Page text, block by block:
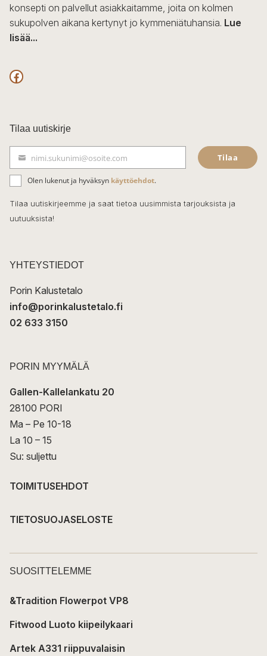
konsepti on palvellut asiakkaitamme, joita on kolmen
sukupolven aikana kertynyt jo kymmeniätuhansia. Lue
lisää...
F
c
e
b
o
o
k
Tilaa uutiskirje
ä
h
k
t
nimi.sukunimi@osoite.com Tilaa
Olen lukenut ja hyväksyn käyttöehdot.
Tilaa uutiskirjeemme ja saat tietoa uusimmista tarjouksista ja
uutuuksista!
YHTEYSTIEDOT
Porin Kalustetalo
info@porinkalustetalo.fi
02 633 3150
PORIN MYYMÄLÄ
Gallen-Kallelankatu 20
28100 PORI
Ma – Pe 10-18
La 10 – 15
Su: suljettu
TOIMITUSEHDOT
TIETOSUOJASELOSTE
SUOSITTELEMME
&Tradition Flowerpot VP8
Fitwood Luoto kiipeilykaari
Artek A331 riippuvalaisin